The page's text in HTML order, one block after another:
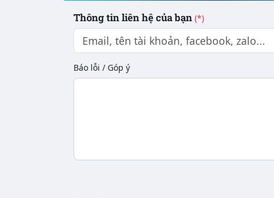
Thông tin liên hệ của bạn (*)
Báo lỗi / Góp ý